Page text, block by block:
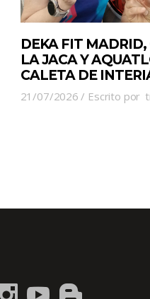
DEKA FIT MADRID,
LA JACA Y
CALETA DE
21/07/2026 Escrito por